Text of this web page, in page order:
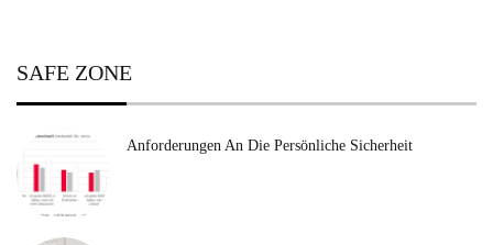
SAFE ZONE
Anforderungen An Die Persönliche Sicherheit